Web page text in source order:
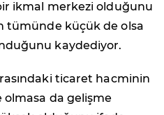
ikmal merkezi olduğunu
tümünde küçük de olsa
kaydediyor.
ticaret hacminin
olmasa da gelişme